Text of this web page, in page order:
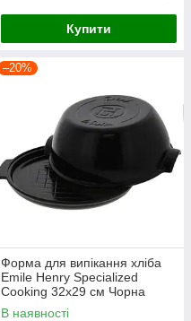
Купити
–20%
Форма для випікання хліба
Emile Henry Specialized
Cooking 32х29 см Чорна
(795507)
В наявності